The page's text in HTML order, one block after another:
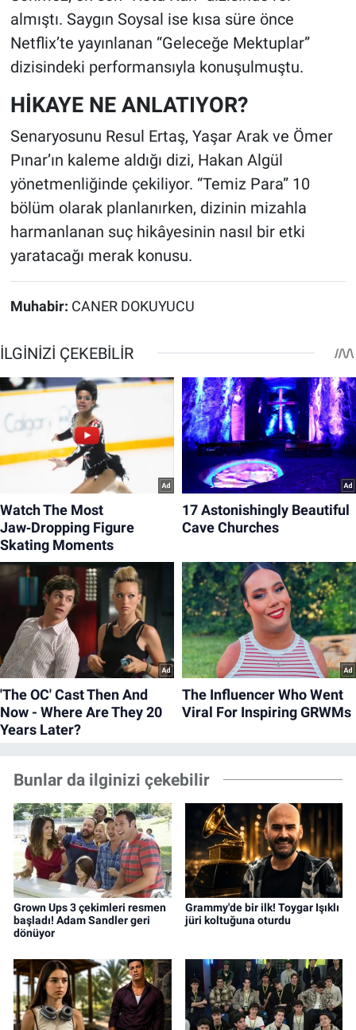
almıştı. Saygın Soysal ise kısa süre önce
Netflix’te yayınlanan “Geleceğe Mektuplar”
dizisindeki performansıyla konuşulmuştu.
HİKAYE NE ANLATIYOR?
Senaryosunu Resul Ertaş, Yaşar Arak ve Ömer
Pınar’ın kaleme aldığı dizi, Hakan Algül
yönetmenliğinde çekiliyor. “Temiz Para” 10
bölüm olarak planlanırken, dizinin mizahla
harmanlanan suç hikâyesinin nasıl bir etki
yaratacağı merak konusu.
Muhabir: CANER DOKUYUCU
Bunlar da ilginizi çekebilir
Grown Ups 3 çekimleri resmen
başladı! Adam Sandler geri
dönüyor
Grammy'de bir ilk! Toygar Işıklı
jüri koltuğuna oturdu